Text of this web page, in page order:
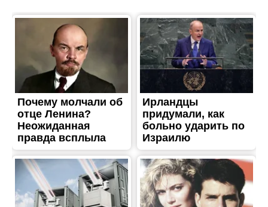
ЖИТТЯ
У Нікополі з-під крану тече
брудна вода